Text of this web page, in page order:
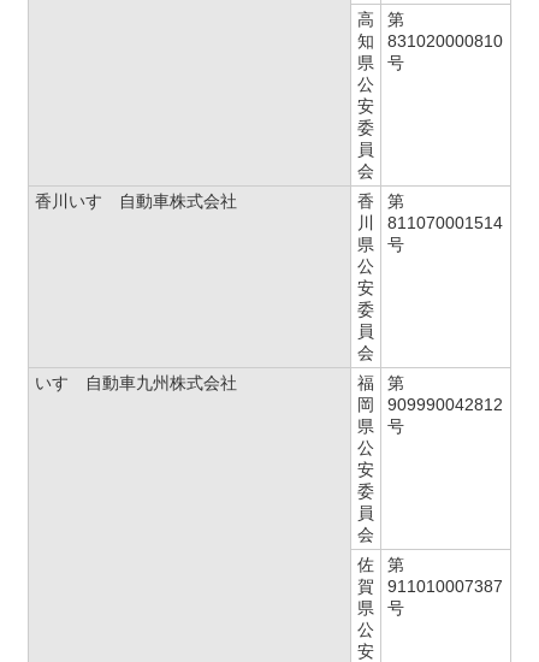
高
知
県
公
安
委
員
会
第
831020000810
号
香川いすゞ自動車株式会社
香
川
県
公
安
委
員
会
第
811070001514
号
いすゞ自動車九州株式会社
福
岡
県
公
安
委
員
会
第
909990042812
号
佐
賀
県
公
安
第
911010007387
号